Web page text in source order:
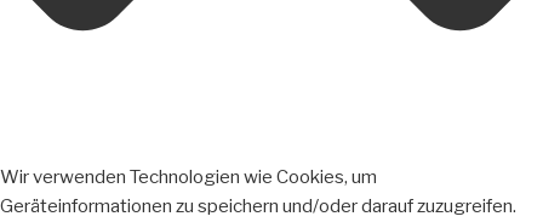
Wir verwenden Technologien wie Cookies, um
Geräteinformationen zu speichern und/oder darauf zuzugreifen.